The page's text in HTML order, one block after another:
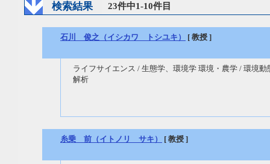
検索結果 23件中1-10件目
石川 俊之（イシカワ トシユキ） [ 教授 ]
ライフサイエンス / 生態学、環境学 環境・農学 / 環境動
解析
糸乗 前（イトノリ サキ） [ 教授 ]